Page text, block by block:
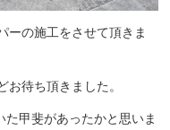
ーの施工をさせて頂きま
待ち頂きました。
甲斐があったかと思いま